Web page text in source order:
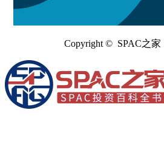
Copyright © SPAC之